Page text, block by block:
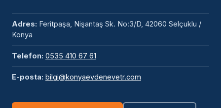
Adres: Feritpaşa, Nişantaş Sk. No:3/D, 42060 Selçuklu /
Konya
Telefon: 0535 410 67 61
E-posta: bilgi@konyaevdenevetr.com